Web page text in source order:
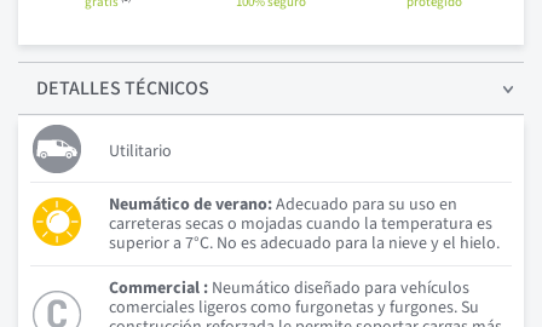
DETALLESTÉCNICOS
Utilitario
Neumático de verano:Adecuado para su uso en
carreteras secas o mojadas cuando la temperatura es
superior a 7°C. No es adecuado para la nieve y el hielo.
Commercial : Neumático diseñado para vehículos
comerciales ligeros como furgonetas y furgones. Su